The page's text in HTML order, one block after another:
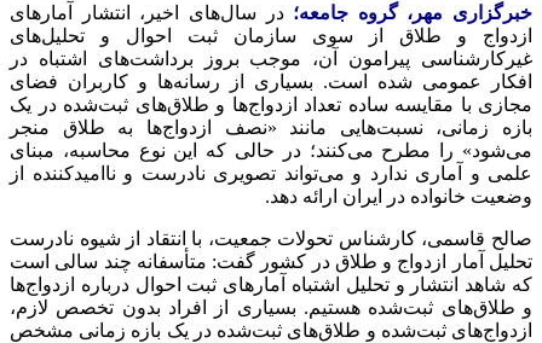
خبرگزاری مهر، گروه جامعه؛ در سال‌های اخیر، انتشار آمارهای
ازدواج و طلاق از سوی سازمان ثبت احوال و تحلیل‌های
غیرکارشناسی پیرامون آن، موجب بروز برداشت‌های اشتباه در
افکار عمومی شده است. بسیاری از رسانه‌ها و کاربران فضای
مجازی با مقایسه ساده تعداد ازدواج‌ها و طلاق‌های ثبت‌شده در یک
بازه زمانی، نسبت‌هایی مانند «نصف ازدواج‌ها به طلاق منجر
می‌شود» را مطرح می‌کنند؛ در حالی که این نوع محاسبه، مبنای
علمی و آماری ندارد و می‌تواند تصویری نادرست و ناامیدکننده از
وضعیت خانواده در ایران ارائه دهد.
صالح قاسمی، کارشناس تحولات جمعیت، با انتقاد از شیوه نادرست
تحلیل آمار ازدواج و طلاق در کشور گفت: متأسفانه چند سالی است
که شاهد انتشار و تحلیل اشتباه آمارهای ثبت احوال درباره ازدواج‌ها
و طلاق‌های ثبت‌شده هستیم. بسیاری از افراد بدون تخصص لازم،
ازدواج‌های ثبت‌شده و طلاق‌های ثبت‌شده در یک بازه زمانی مشخص